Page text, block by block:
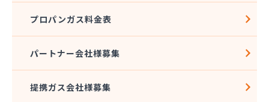
四国岩谷産業株式会社 松山支店・松山営業所
四国溶材商事株式会社
寺田ガスセンター
松本燃料店
プロパンガス料金表
パートナー会社様募集
提携ガス会社様募集